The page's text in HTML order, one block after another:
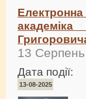
академіка
13
Дата події:
13-08-2025